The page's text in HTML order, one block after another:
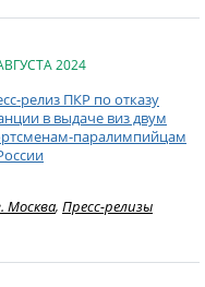
2024
релиз ПКР по отказу
в выдаче виз двум
паралимпийцам
Москва, Пресс-релизы